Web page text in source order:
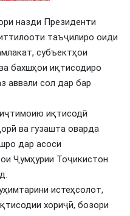
назди Президенти
таъҷилиро оиди
субъектҳои
бахшҳои иқтисодиро
аввали сол дар бар
иқтисодӣ
ва гузашта оварда
дар асоси
Ҷумҳурии Тоҷикистон
истеҳсолот,
хориҷӣ, бозори